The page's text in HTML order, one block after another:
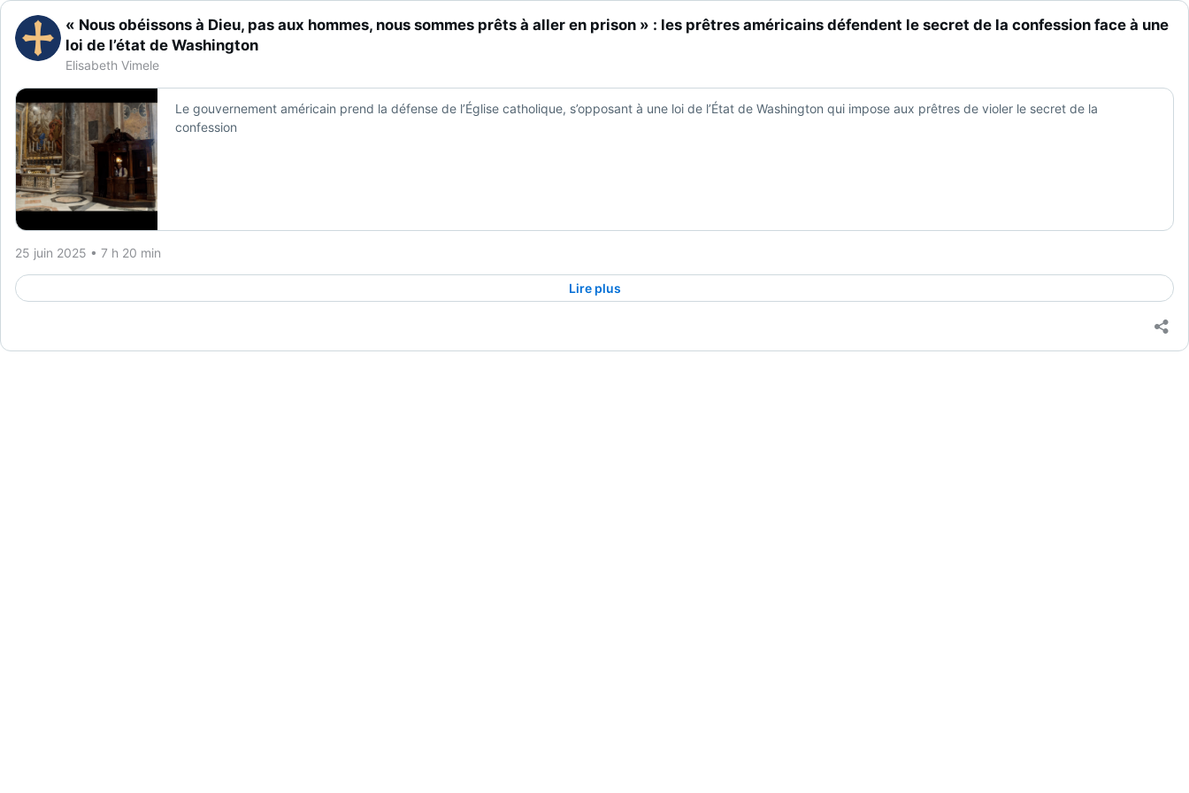
« Nous obéissons à Dieu, pas aux hommes, nous sommes prêts à aller en prison » : les prêtres américains défendent le secret de la confession face à une
loi de l’état de Washington
Elisabeth Vimele
Le gouvernement américain prend la défense de l’Église catholique, s’opposant à une loi de l’État de Washington qui impose aux prêtres de violer le secret de la
confession
25 juin 2025 • 7 h 20 min
Lire plus